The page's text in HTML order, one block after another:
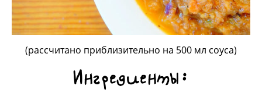
(рассчитано приблизительно на 500 мл соуса)
Ингредиенты: